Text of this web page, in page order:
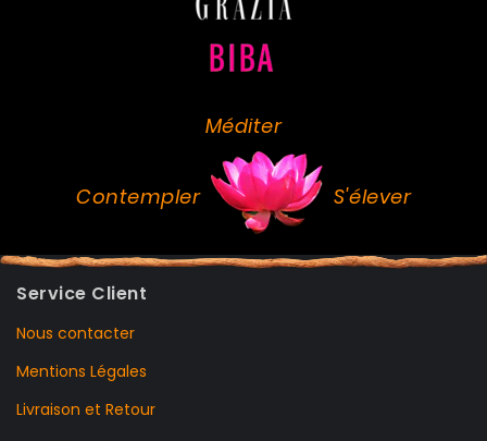
Méditer
Contempler S'élever
Service Client
Nous contacter
Mentions Légales
Livraison et Retour